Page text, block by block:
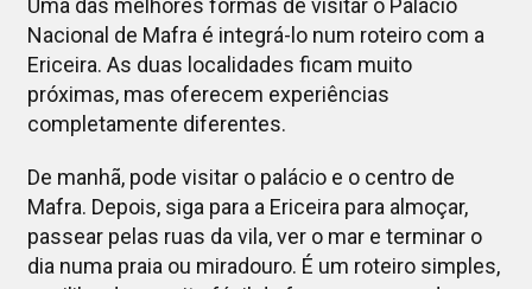
Uma das melhores formas de visitar o Palácio
Nacional de Mafra é integrá-lo num roteiro com a
Ericeira. As duas localidades ficam muito
próximas, mas oferecem experiências
completamente diferentes.
De manhã, pode visitar o palácio e o centro de
Mafra. Depois, siga para a Ericeira para almoçar,
passear pelas ruas da vila, ver o mar e terminar o
dia numa praia ou miradouro. É um roteiro simples,